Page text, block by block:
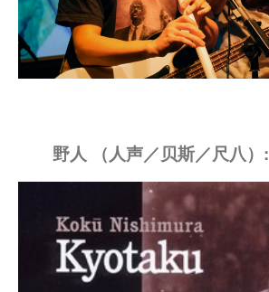
野人 （人声／贝斯／尺八）: